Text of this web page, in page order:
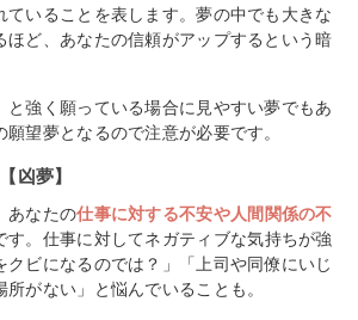
ていることを表します。夢の中でも大きな
ほど、あなたの信頼がアップするという暗
と強く願っている場合に見やすい夢でもあ
願望夢となるので注意が必要です。
凶夢】
あなたの仕事に対する不安や人間関係の不
す。仕事に対してネガティブな気持ちが強
クビになるのでは？」「上司や同僚にいじ
がない」と悩んでいることも。